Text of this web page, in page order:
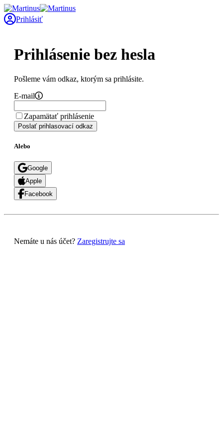
Prihlásiť
Prihlásenie bez hesla
Pošleme vám odkaz, ktorým sa prihlásite.
E-mail
Zapamätať prihlásenie
Poslať prihlasovací odkaz
Alebo
Google
Apple
Facebook
Nemáte u nás účet? Zaregistrujte sa